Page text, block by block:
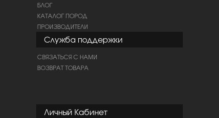
БЛОГ
КАТАЛОГ ПОРОД
ПРОИЗВОДИТЕЛИ
Служба поддержки
СВЯЗАТЬСЯ С НАМИ
ВОЗВРАТ ТОВАРА
Личный Кабинет